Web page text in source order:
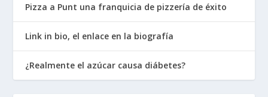
Pizza a Punt una franquicia de pizzería de éxito
Link in bio, el enlace en la biografía
¿Realmente el azúcar causa diábetes?